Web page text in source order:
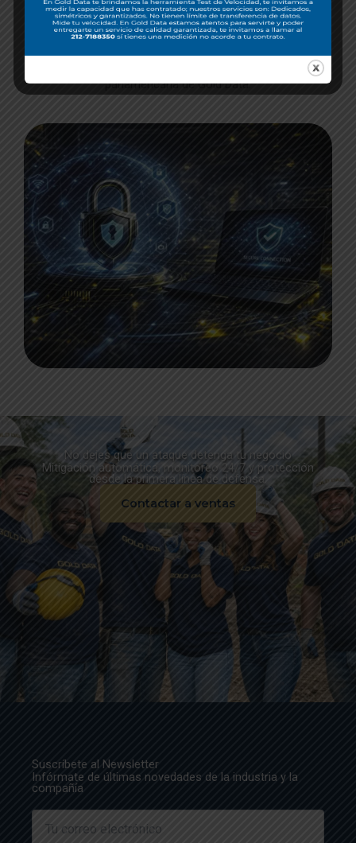
CÓMO FUNCIONA
Analiza patrones de tráfico en tiempo real y desvía
ataques hacia centros de limpieza distribuidos en la red
panamericana de Gold Data.
No dejes que un ataque detenga tu negocio
Mitigación automática, monitoreo 24/7 y protección
desde la primera línea de defensa.
Contactar a ventas
Suscríbete al Newsletter
Infórmate de últimas novedades de la industria y la
compañía